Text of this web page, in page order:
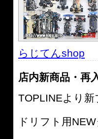
らじてんshop
店内新商品・再
TOPLINEより
ドリフト用